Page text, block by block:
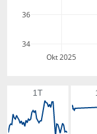
Okt 2025
34
36
1T